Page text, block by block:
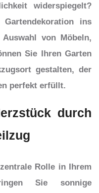
widerspiegelt?
ins
von Möbeln,
Sie Ihren Garten
gestalten, der
perfekt erfüllt.
durch
Rolle in Ihrem
Sie sonnige